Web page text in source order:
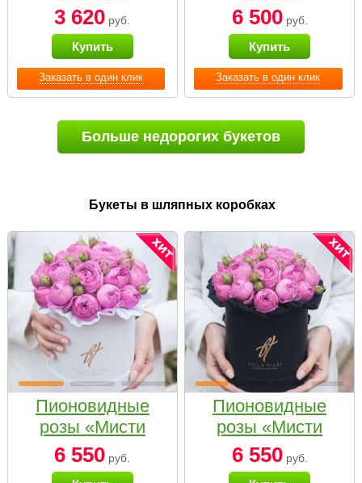
Заказать в один клик
3 620 руб.
Купить
Заказать в один клик
6 500руб.
Купить
Больше недорогих букетов
Букеты в шляпных коробках
Пионовидные
розы «Мисти
бабблс» в белой
коробке Small
6 550 руб.
Пионовидные
розы «Мисти
бабблс» в
черной коробке
6 550руб.